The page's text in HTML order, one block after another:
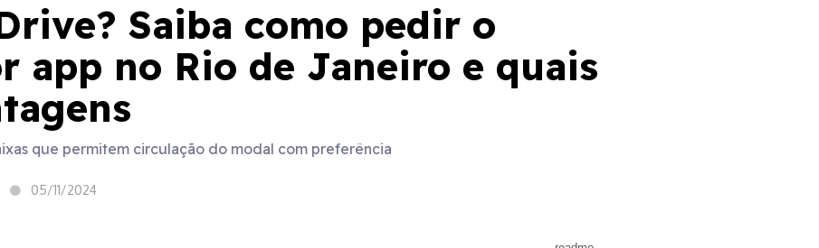
Saiba como pedir o
app no Rio de Janeiro e quais
que permitem circulação do modal com preferência
05/11/2024